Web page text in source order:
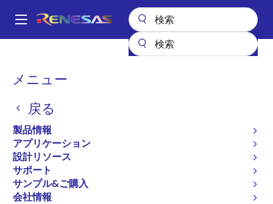
ン
Main
メニュー
戻る
製品情報
アプリケーション
設計リソース
サポート
サンプル&ご購入
会社情報
パ
く
ず
パワー & パワーマネジメント
ZL9024M
廃止品
Digital DC/DC PMBus 33A Module